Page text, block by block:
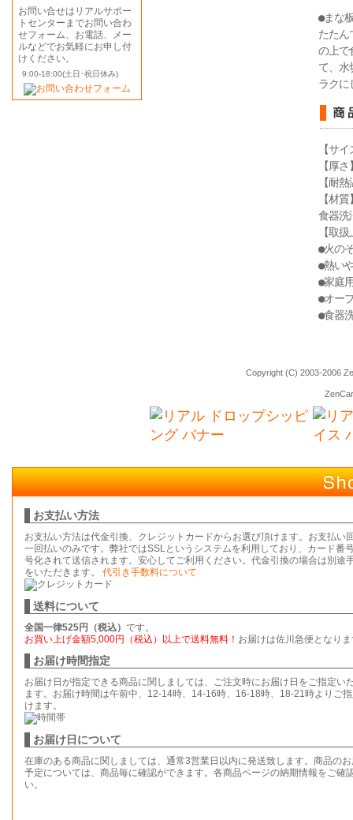
お問い合せはリアルサポー
トセンターまでお問い合わ
せフォーム、お電話、メー
ルなどでお気軽にお申し付
けください。
9:00-18:00(土日･祝日休み)
●まな
たたん
の上で
て、水
ラクに
【サ
【厚さ
【耐
【材
食器洗
【取
●火の
●熱い
●家庭
●オー
●食器
Copyright (C) 2003-2006
お支払い方法
お支払い方法は代金引換、クレジットカードからお選び頂けます。お支払い
一回払いのみです。弊社ではSSLというシステムを利用しており、カード番
号化されて送信されます。安心してご利用ください。代金引換の場合は別途
をいただきます。
代引き手数料について
送料について
全国一律525円（税込） です。
お買い上げ金額5,000円（税込）以上で送料無料！ お届けは佐川急便となり
お届け時間指定
お届け日が指定できる商品に関しましては、ご注文時にお届け日をご指定い
ます。お届け時間は午前中、12-14時、14-16時、16-18時、18-21時よりご
けます。
お届け日について
在庫のある商品に関しましては、通常3営業日以内に発送致します。商品の
予定については、商品毎に確認ができます。各商品ページの納期情報をご確
い。